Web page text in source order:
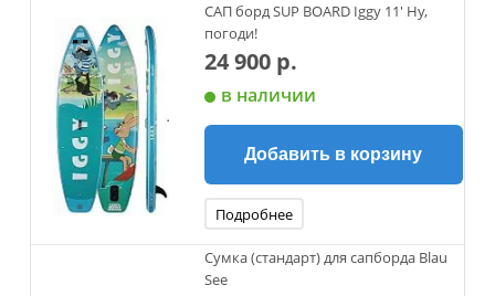
САП борд SUP BOARD Iggy 11' Ну,
погоди!
24 900 р.
в наличии
Добавить в корзину
Подробнее
Сумка (стандарт) для сапборда Blau
See